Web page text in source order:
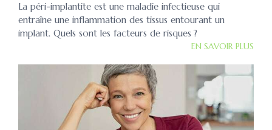
La péri-implantite est une maladie infectieuse qui
entraîne une inflammation des tissus entourant un
implant. Quels sont les facteurs de risques ?
EN SAVOIR PLUS